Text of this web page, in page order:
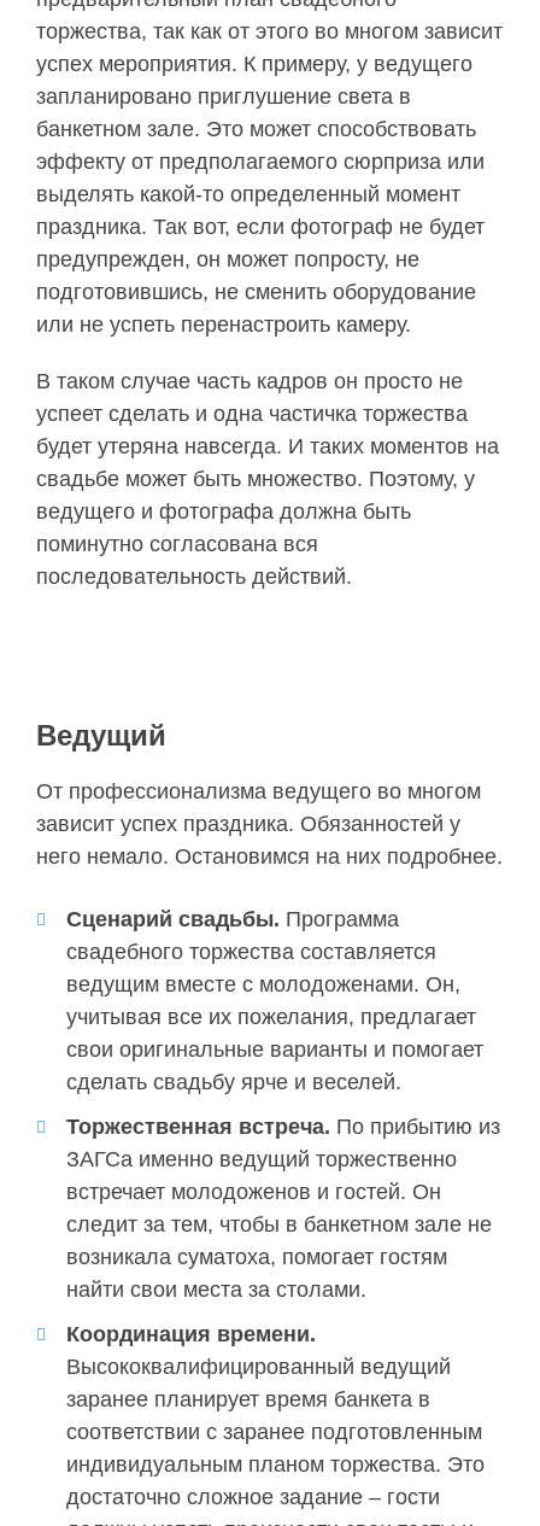
торжества, так как от этого во многом зависит
успех мероприятия. К примеру, у ведущего
запланировано приглушение света в
банкетном зале. Это может способствовать
эффекту от предполагаемого сюрприза или
выделять какой-то определенный момент
праздника. Так вот, если фотограф не будет
предупрежден, он может попросту, не
подготовившись, не сменить оборудование
или не успеть перенастроить камеру.
В таком случае часть кадров он просто не
успеет сделать и одна частичка торжества
будет утеряна навсегда. И таких моментов на
свадьбе может быть множество. Поэтому, у
ведущего и фотографа должна быть
поминутно согласована вся
последовательность действий.
Ведущий
От профессионализма ведущего во многом
зависит успех праздника. Обязанностей у
него немало. Остановимся на них подробнее.
Сценарий свадьбы. Программа
свадебного торжества составляется
ведущим вместе с молодоженами. Он,
учитывая все их пожелания, предлагает
свои оригинальные варианты и помогает
сделать свадьбу ярче и веселей.
Торжественная встреча. По прибытию из
ЗАГСа именно ведущий торжественно
встречает молодоженов и гостей. Он
следит за тем, чтобы в банкетном зале не
возникала суматоха, помогает гостям
найти свои места за столами.
Координация времени.
Высококвалифицированный ведущий
заранее планирует время банкета в
соответствии с заранее подготовленным
индивидуальным планом торжества. Это
достаточно сложное задание – гости